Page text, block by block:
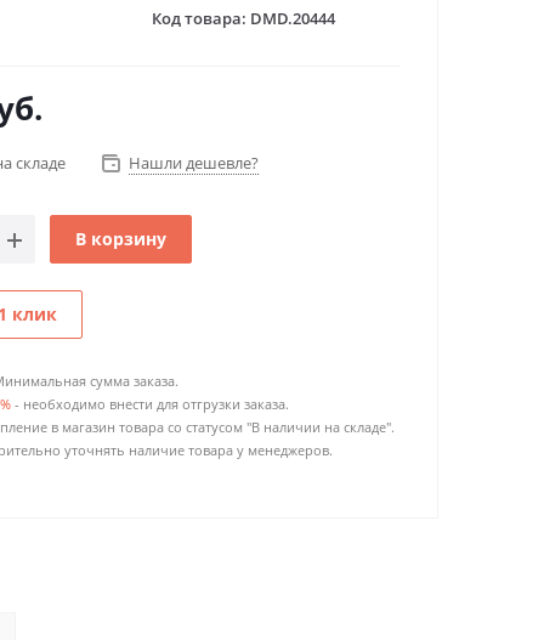
Код товара: DMD.20444
складе Нашли дешевле?
В корзину
клик
сумма заказа.
- необходимо внести для отгрузки заказа.
в магазин товара со статусом "В наличии на складе".
уточнять наличие товара у менеджеров.